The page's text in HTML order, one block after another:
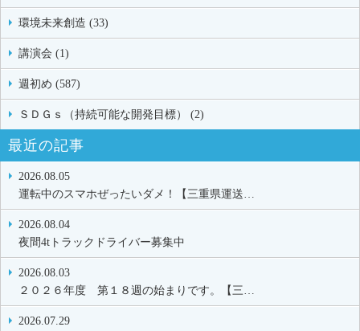
環境未来創造 (33)
講演会 (1)
週初め (587)
ＳＤＧｓ（持続可能な開発目標） (2)
最近の記事
2026.08.05
運転中のスマホぜったいダメ！【三重県運送…
2026.08.04
夜間4tトラックドライバー募集中
2026.08.03
２０２６年度 第１８週の始まりです。【三…
2026.07.29